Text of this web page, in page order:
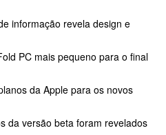
informação revela design e
PC mais pequeno para o final
da Apple para os novos
da versão beta foram revelados